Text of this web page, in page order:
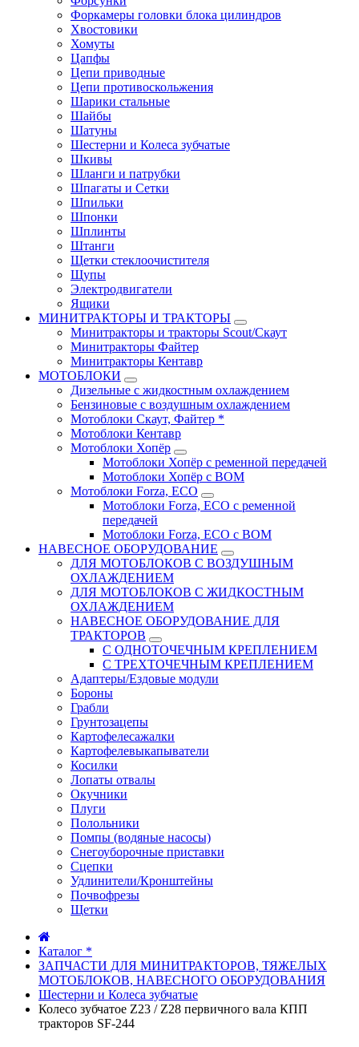
Форкамеры головки блока цилиндров
Хвостовики
Хомуты
Цапфы
Цепи приводные
Цепи противоскольжения
Шарики стальные
Шайбы
Шатуны
Шестерни и Колеса зубчатые
Шкивы
Шланги и патрубки
Шпагаты и Сетки
Шпильки
Шпонки
Шплинты
Штанги
Щетки стеклоочистителя
Щупы
Электродвигатели
Ящики
МИНИТРАКТОРЫ И ТРАКТОРЫ
Минитракторы и тракторы Scout/Скаут
Минитракторы Файтер
Минитракторы Кентавр
МОТОБЛОКИ
Дизельные с жидкостным охлаждением
Бензиновые с воздушным охлаждением
Мотоблоки Скаут, Файтер *
Мотоблоки Кентавр
Мотоблоки Хопёр
Мотоблоки Хопёр с ременной передачей
Мотоблоки Хопёр с ВОМ
Мотоблоки Forza, ECO
Мотоблоки Forza, ЕСО с ременной
передачей
Мотоблоки Forza, ЕСО с ВОМ
НАВЕСНОЕ ОБОРУДОВАНИЕ
ДЛЯ МОТОБЛОКОВ С ВОЗДУШНЫМ
ОХЛАЖДЕНИЕМ
ДЛЯ МОТОБЛОКОВ С ЖИДКОСТНЫМ
ОХЛАЖДЕНИЕМ
НАВЕСНОЕ ОБОРУДОВАНИЕ ДЛЯ
ТРАКТОРОВ
С ОДНОТОЧЕЧНЫМ КРЕПЛЕНИЕМ
С ТРЕХТОЧЕЧНЫМ КРЕПЛЕНИЕМ
Адаптеры/Ездовые модули
Бороны
Грабли
Грунтозацепы
Картофелесажалки
Картофелевыкапыватели
Косилки
Лопаты отвалы
Окучники
Плуги
Полольники
Помпы (водяные насосы)
Снегоуборочные приставки
Сцепки
Удлинители/Кронштейны
Почвофрезы
Щетки
Каталог *
ЗАПЧАСТИ ДЛЯ МИНИТРАКТОРОВ, ТЯЖЕЛЫХ
МОТОБЛОКОВ, НАВЕСНОГО ОБОРУДОВАНИЯ
Шестерни и Колеса зубчатые
Колесо зубчатое Z23 / Z28 первичного вала КПП
тракторов SF-244